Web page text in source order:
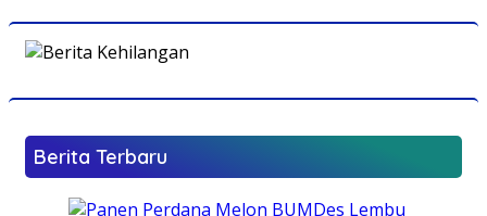
Berita Terbaru